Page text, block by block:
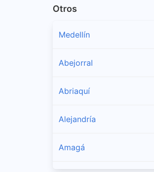
Otros
Medellín
Abejorral
Abriaquí
Alejandría
Amagá